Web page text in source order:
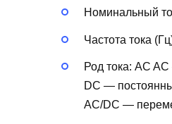
Номинальный
Частота тока
Род тока: AC
DC —
AC/DC —